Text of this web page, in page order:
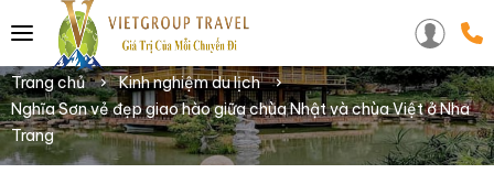
Trang chủ
Kinh nghiệm du lịch
Nghĩa Sơn vẻ đẹp giao hào giữa chùa Nhật và chùa Việt ở Nha
Trang